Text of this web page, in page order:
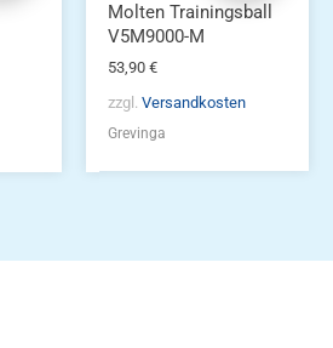
Molten Trainingsball
V5M9000-M
53,90 €
zzgl. Versandkosten
Grevinga